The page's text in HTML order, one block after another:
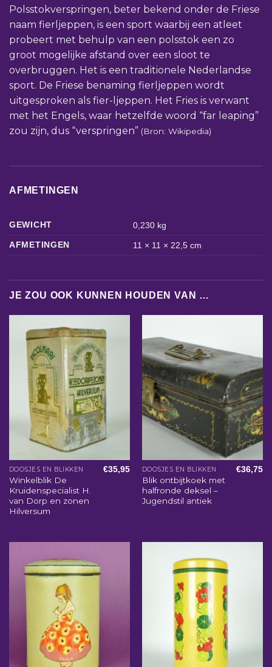
Polsstokverspringen, beter bekend onder de Friese
naam fierljeppen, is een sport waarbij een atleet
probeert met behulp van een polsstok een zo
groot mogelijke afstand over een sloot te
overbruggen. Het is een traditionele Nederlandse
sport. De Friese benaming fierljeppen wordt
uitgesproken als fier-ljeppen. Het Fries is verwant
met het Engels, waar hetzelfde woord “far leaping”
zou zijn, dus “verspringen” (Bron: Wikipedia)
AFMETINGEN
GEWICHT
0,230 kg
AFMETINGEN
11 × 11 × 22,5 cm
JE ZOU OOK KUNNEN HOUDEN VAN …
DOOSJES EN BLIKKEN
Winkelblik De
Kruidenspecialist H.
van Dorp en zonen
Hilversum
€35,95 DOOSJES EN BLIKKEN
Blik ontbijtkoek met
halfronde deksel –
Jugendstil antiek
€36,75